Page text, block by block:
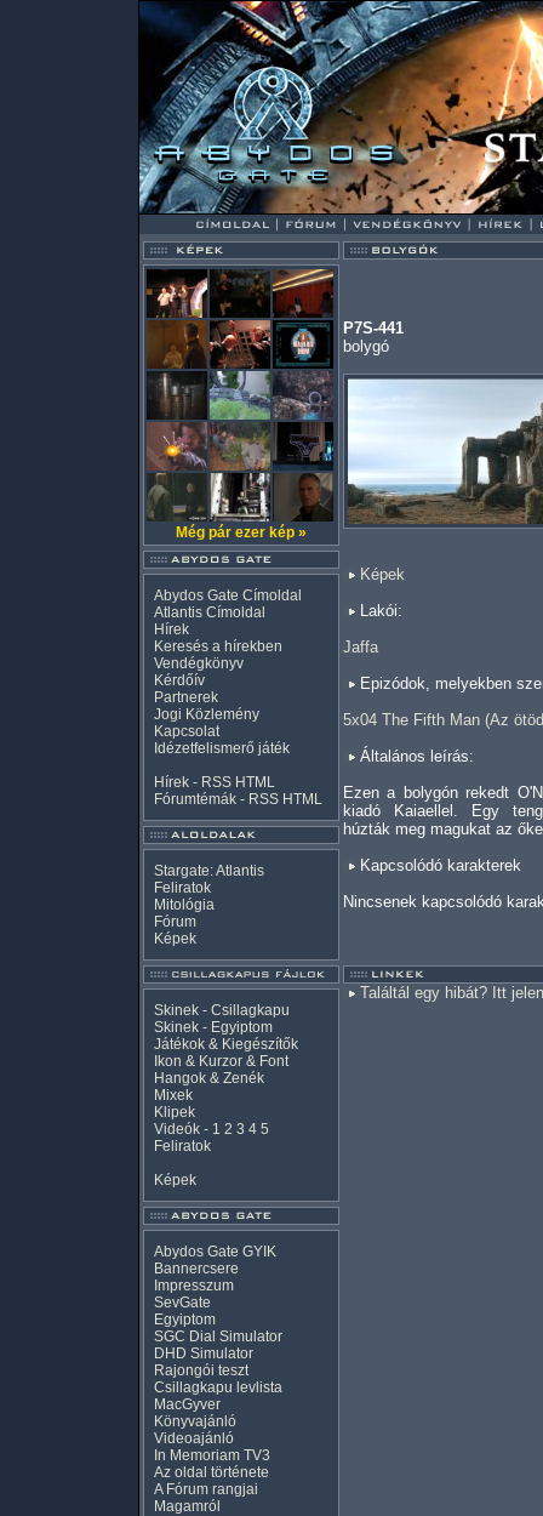
Még pár ezer kép »
Abydos Gate Címoldal
Atlantis Címoldal
Hírek
Keresés a hírekben
Vendégkönyv
Kérdőív
Partnerek
Jogi Közlemény
Kapcsolat
Idézetfelismerő játék
Hírek - RSS HTML
Fórumtémák - RSS HTML
Stargate: Atlantis
Feliratok
Mitológia
Fórum
Képek
Skinek - Csillagkapu
Skinek - Egyiptom
Játékok & Kiegészítők
Ikon & Kurzor & Font
Hangok & Zenék
Mixek
Klipek
Videók - 1 2 3 4 5
Feliratok
Képek
Abydos Gate GYIK
Bannercsere
Impresszum
SevGate
Egyiptom
SGC Dial Simulator
DHD Simulator
Rajongói teszt
Csillagkapu levlista
MacGyver
Könyvajánló
Videoajánló
In Memoriam TV3
Az oldal története
A Fórum rangjai
Magamról
P7S-441
bolygó
Képek
Lakói:
Jaffa
Epizódok, melyekben
5x04 The Fifth Man (Az
Általános leírás:
Ezen a bolygón rekedt
kiadó Kaiaellel. Egy
húzták meg magukat az
Kapcsolódó karakterek
Nincsenek kapcsolódó
Találtál egy hibát? Itt